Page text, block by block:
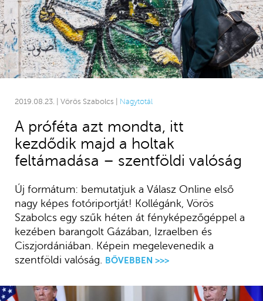
2019.08.23. | Vörös Szabolcs | Nagytotál
A próféta azt mondta, itt
kezdődik majd a holtak
feltámadása – szentföldi valóság
Új formátum: bemutatjuk a Válasz Online első
nagy képes fotóriportját! Kollégánk, Vörös
Szabolcs egy szűk héten át fényképezőgéppel a
kezében barangolt Gázában, Izraelben és
Ciszjordániában. Képein megelevenedik a
szentföldi valóság. BŐVEBBEN >>>